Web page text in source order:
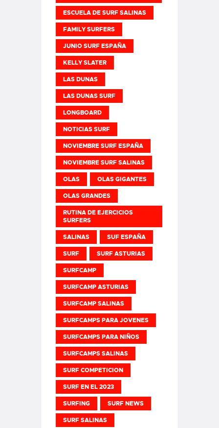
ESCUELA DE SURF SALINAS
FAMILY SURFERS
JUNIO SURF ESPAÑA
KELLY SLATER
LAS DUNAS
LAS DUNAS SURF
LONGBOARD
NOTICIAS SURF
NOVIEMBRE SURF ESPAÑA
NOVIEMBRE SURF SALINAS
OLAS OLAS GIGANTES
OLAS GRANDES
RUTINA DE EJERCICIOS
SURFERS
SALINAS SUF ESPAÑA
SURF SURF ASTURIAS
SURFCAMP
SURFCAMP ASTURIAS
SURFCAMP SALINAS
SURFCAMPS PARA JOVENES
SURFCAMPS PARA NIÑOS
SURFCAMPS SALINAS
SURF COMPETICION
SURF EN EL 2023
SURFING SURF NEWS
SURF SALINAS